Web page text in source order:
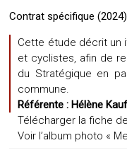
Contrat spécifique (2024)
Cette étude décrit un
et cyclistes, afin de
du Stratégique en
commune.
Référente :Hélène
Télécharger la fiche
Voir l’album photo «